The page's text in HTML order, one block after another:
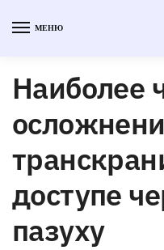
МЕНЮ
Наиболее
доступе
пазуху